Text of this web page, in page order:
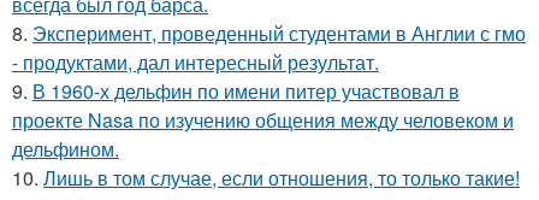
8. Эксперимент, проведенный студентами в Англии с гмо
- продуктами, дал интересный результат.
9. В 1960-х дельфин по имени питер участвовал в
проекте Nasa по изучению общения между человеком и
дельфином.
10. Лишь в том случае, если отношения, то только такие!